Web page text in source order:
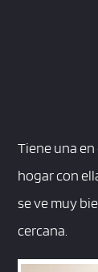
Tiene una en
hogar con
se ve muy
cercana.